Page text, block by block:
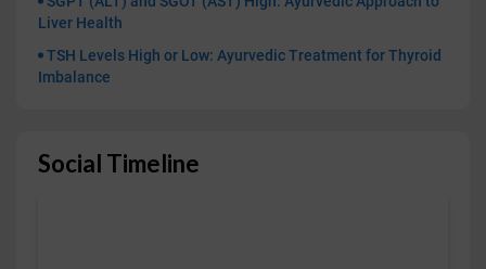
Liver Health
TSH Levels High or Low: Ayurvedic Treatment for Thyroid
Imbalance
Social Timeline